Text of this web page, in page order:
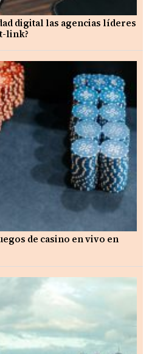
digital las agencias líderes
link?
de casino en vivo en